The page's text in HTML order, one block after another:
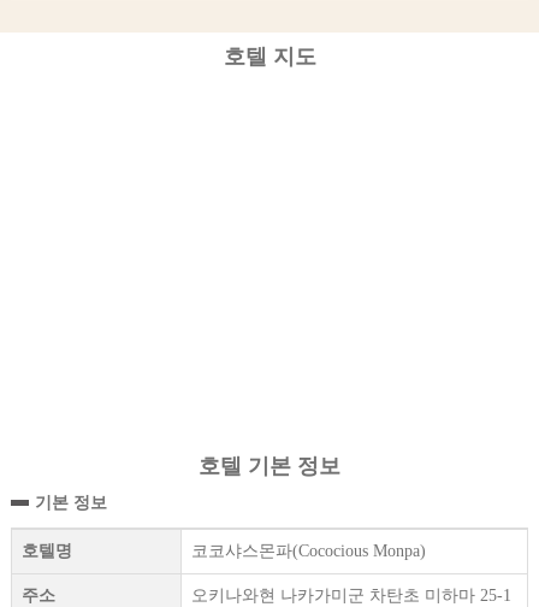
호텔 지도
호텔 기본 정보
기본 정보
호텔명 코코샤스몬파(Cococious Monpa)
주소 오키나와현 나카가미군 차탄초 미하마 25-1